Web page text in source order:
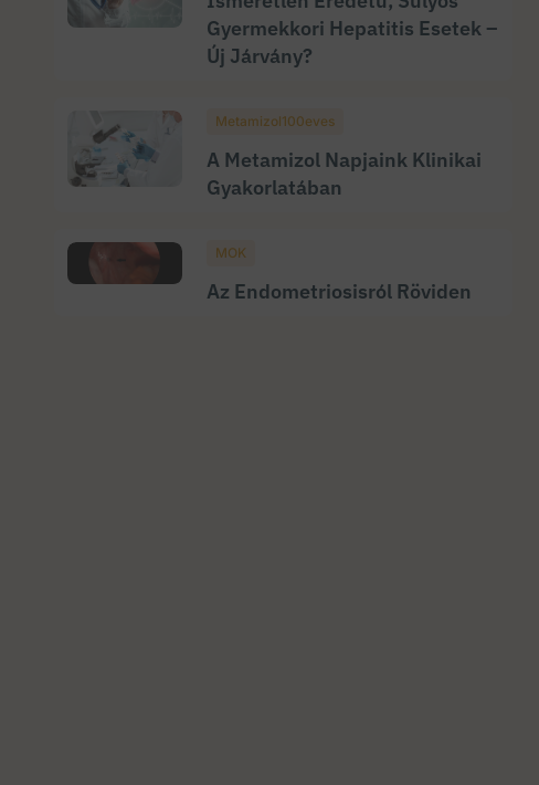
Gyermekkori Hepatitis Esetek –
Új Járvány?
Metamizol100eves
A Metamizol Napjaink Klinikai
Gyakorlatában
MOK
Az Endometriosisról Röviden